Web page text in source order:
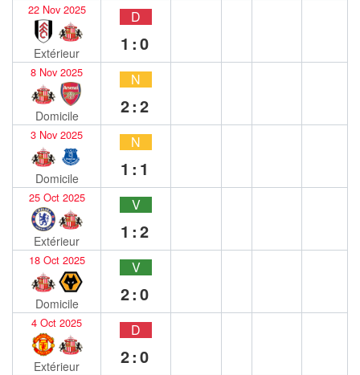
22 Nov 2025
Extérieur
D
1:0
8 Nov 2025
Domicile
N
2:2
3 Nov 2025
Domicile
N
1:1
25 Oct 2025
Extérieur
V
1:2
18 Oct 2025
Domicile
V
2:0
4 Oct 2025
Extérieur
D
2:0